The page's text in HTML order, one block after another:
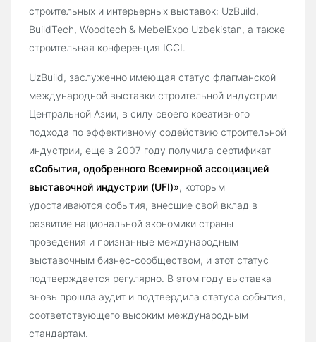
строительных и интерьерных выставок: UzBuild,
BuildTech, Woodtech & MebelExpo Uzbekistan, а также
строительная конференция ICCI.
UzBuild, заслуженно имеющая статус флагманской
международной выставки строительной индустрии
Центральной Азии, в силу своего креативного
подхода по эффективному содействию строительной
индустрии, еще в 2007 году получила сертификат
«События, одобренного Всемирной ассоциацией
выставочной индустрии (UFI)», которым
удостаиваются события, внесшие свой вклад в
развитие национальной экономики страны
проведения и признанные международным
выставочным бизнес-сообществом, и этот статус
подтверждается регулярно. В этом году выставка
вновь прошла аудит и подтвердила статуса события,
соответствующего высоким международным
стандартам.